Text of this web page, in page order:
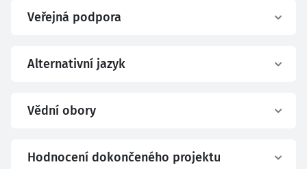
Veřejná podpora
Alternativní jazyk
Vědní obory
Hodnocení dokončeného projektu